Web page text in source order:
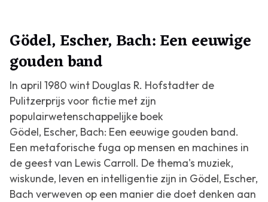
Gödel, Escher, Bach: Een eeuwige
gouden band
In april 1980 wint Douglas R. Hofstadter de
Pulitzerprijs voor fictie met zijn
populairwetenschappelijke boek
Gödel, Escher, Bach: Een eeuwige gouden band.
Een metaforische fuga op mensen en machines in
de geest van Lewis Carroll. De thema's muziek,
wiskunde, leven en intelligentie zijn in Gödel, Escher,
Bach verweven op een manier die doet denken aan